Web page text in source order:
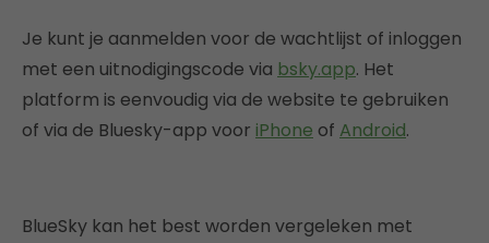
Je kunt je aanmelden voor de wachtlijst of inloggen
met een uitnodigingscode via bsky.app. Het
platform is eenvoudig via de website te gebruiken
of via de Bluesky-app voor iPhone of Android.
BlueSky kan het best worden vergeleken met